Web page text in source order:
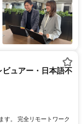
ビュアー・日本語不
す。 完全リモートワーク